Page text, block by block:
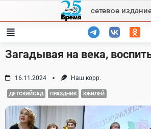
content
сетевое
Загадывая на века,
16.11.2024 Наш корр.
ДЕТСКИЙСАД ПРАЗДНИК ЮБИЛЕЙ